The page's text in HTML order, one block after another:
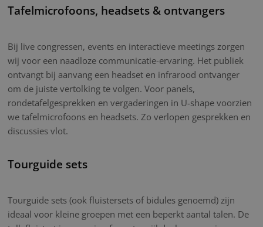
Tafelmicrofoons, headsets & ontvangers
Bij live congressen, events en interactieve meetings zorgen
wij voor een naadloze communicatie-ervaring. Het publiek
ontvangt bij aanvang een headset en infrarood ontvanger
om de juiste vertolking te volgen. Voor panels,
rondetafelgesprekken en vergaderingen in U-shape voorzien
we tafelmicrofoons en headsets. Zo verlopen gesprekken en
discussies vlot.
Tourguide sets
Tourguide sets (ook fluistersets of bidules genoemd) zijn
ideaal voor kleine groepen met een beperkt aantal talen. De